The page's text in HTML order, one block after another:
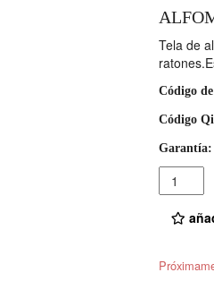
Tela de
Código
Código
Garantía:
Cantidad